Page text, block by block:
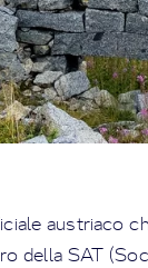
austriaco
della SAT